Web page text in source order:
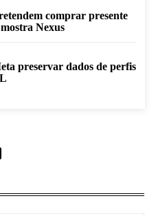
comprar presente
Nexus
preservar dados de perfis